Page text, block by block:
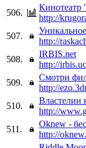
506.
http://
507.
http://
508.
IRBIS.net
http://
509.
Смотри
http://
510.
Властелин
http://
511.
Oknew -
http://